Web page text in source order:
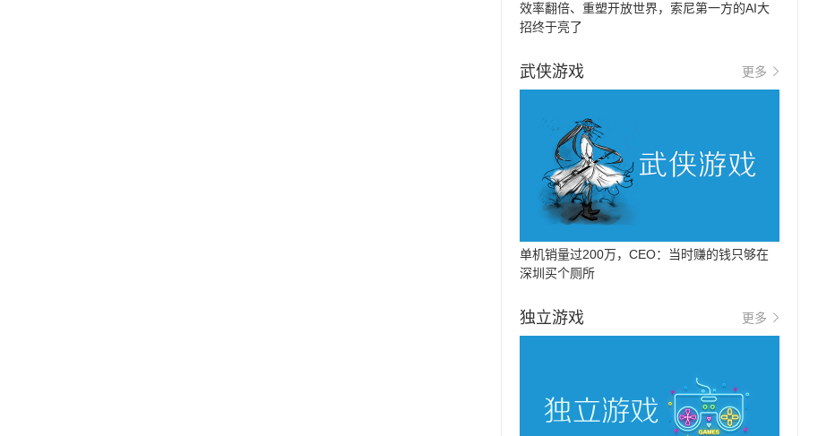
效率翻倍、重塑开放世界，索尼第一方的AI大
招终于亮了
武侠游戏 更多
单机销量过200万，CEO：当时赚的钱只够在
深圳买个厕所
独立游戏 更多